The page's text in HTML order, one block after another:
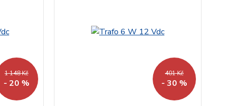
1 148 Kč
- 20 %
401 Kč
- 30 %